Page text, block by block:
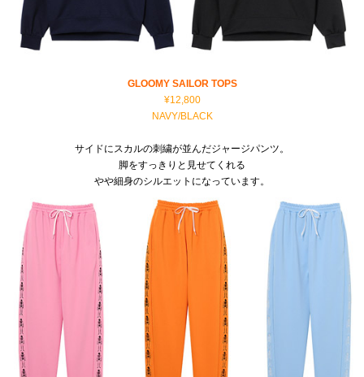
GLOOMY SAILOR TOPS
¥12,800
NAVY/BLACK
サイドにスカルの刺繍が並んだジャージパンツ。
脚をすっきりと見せてくれる
やや細身のシルエットになっています。